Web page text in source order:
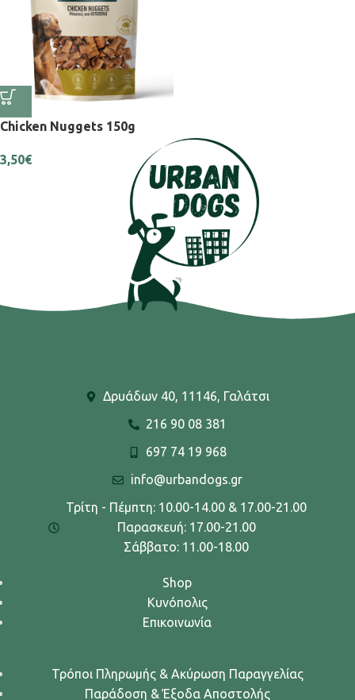
Chicken Nuggets 150g
3,50€
Δρυάδων 40, 11146, Γαλάτσι
216 90 08 381
697 74 19 968
info@urbandogs.gr
Τρίτη - Πέμπτη: 10.00-14.00 & 17.00-21.00
Παρασκευή: 17.00-21.00
Σάββατο: 11.00-18.00
Shop
Κυνόπολις
Επικοινωνία
Τρόποι Πληρωμής & Ακύρωση Παραγγελίας
Παράδοση & Έξοδα Αποστολής